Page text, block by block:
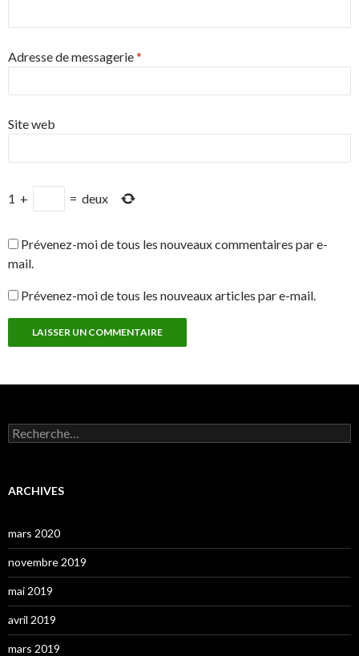
Adresse de messagerie*
Site web
1 + = deux
Prévenez-moi de tous les nouveaux commentaires par e-
mail.
Prévenez-moi de tous les nouveaux articles par e-mail.
Rechercher :
ARCHIVES
mars 2020
novembre 2019
mai 2019
avril 2019
mars 2019